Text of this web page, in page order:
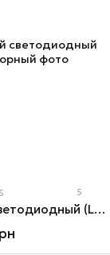
5
Фонарик налобный светодиодный (LED) аккумуляторный